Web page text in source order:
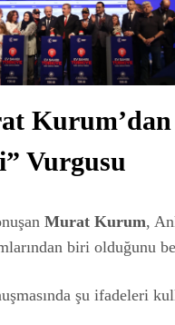
Kurum’dan
Vurgusu
Murat Kurum,
biri olduğunu
şu ifadeleri